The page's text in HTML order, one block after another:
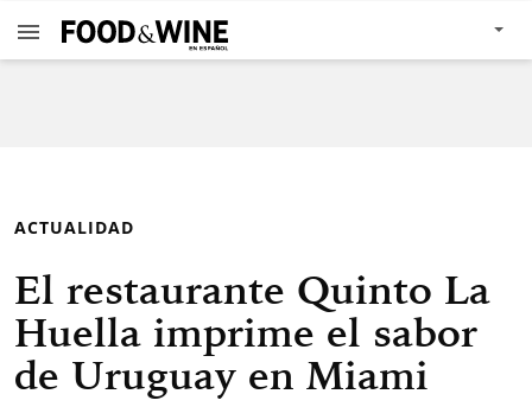
ACTUALIDAD
El restaurante Quinto La
Huella imprime el sabor
de Uruguay en Miami